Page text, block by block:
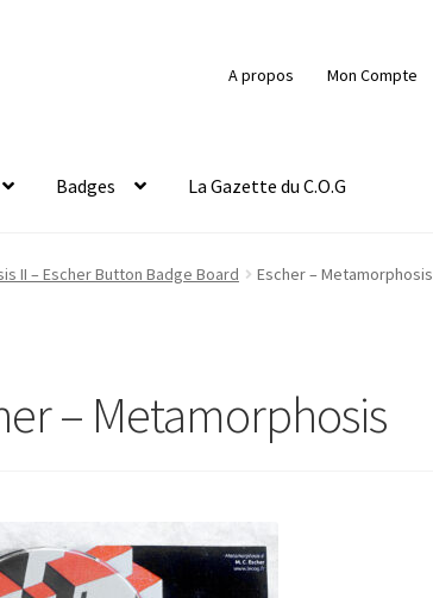
A propos Mon Compte
Badges La Gazette du C.O.G
II – Escher Button Badge Board Escher – Metamorphosis
– Metamorphosis